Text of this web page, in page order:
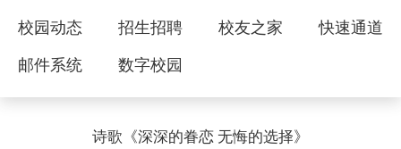
校园动态 招生招聘 校友之家 快速通道
邮件系统 数字校园
诗歌《深深的眷恋 无悔的选择》